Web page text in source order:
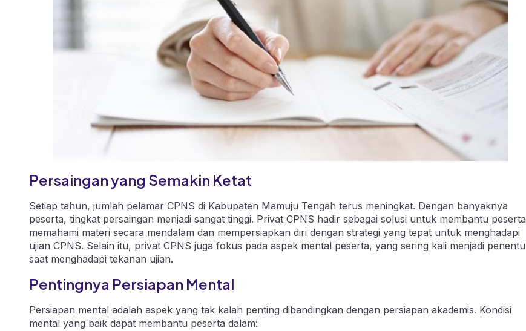
Persaingan yang Semakin Ketat
Setiap tahun, jumlah pelamar CPNS di Kabupaten Mamuju Tengah terus meningkat. Dengan banyaknya
peserta, tingkat persaingan menjadi sangat tinggi. Privat CPNS hadir sebagai solusi untuk membantu peserta
memahami materi secara mendalam dan mempersiapkan diri dengan strategi yang tepat untuk menghadapi
ujian CPNS. Selain itu, privat CPNS juga fokus pada aspek mental peserta, yang sering kali menjadi penentu
saat menghadapi tekanan ujian.
Pentingnya Persiapan Mental
Persiapan mental adalah aspek yang tak kalah penting dibandingkan dengan persiapan akademis. Kondisi
mental yang baik dapat membantu peserta dalam: